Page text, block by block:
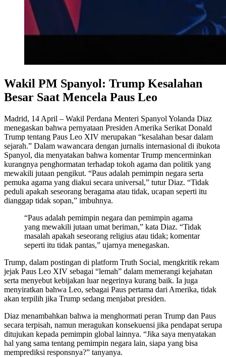
Wakil PM Spanyol: Trump Kesalahan
Besar Saat Mencela Paus Leo
Madrid, 14 April – Wakil Perdana Menteri Spanyol Yolanda Diaz
menegaskan bahwa pernyataan Presiden Amerika Serikat Donald
Trump tentang Paus Leo XIV merupakan “kesalahan besar dalam
sejarah.” Dalam wawancara dengan jurnalis internasional di ibukota
Spanyol, dia menyatakan bahwa komentar Trump mencerminkan
kurangnya penghormatan terhadap tokoh agama dan politik yang
mewakili jutaan pengikut. “Paus adalah pemimpin negara serta
pemuka agama yang diakui secara universal,” tutur Diaz. “Tidak
peduli apakah seseorang beragama atau tidak, ucapan seperti itu
dianggap tidak sopan,” imbuhnya.
“Paus adalah pemimpin negara dan pemimpin agama
yang mewakili jutaan umat beriman,” kata Diaz. “Tidak
masalah apakah seseorang religius atau tidak; komentar
seperti itu tidak pantas,” ujarnya menegaskan.
Trump, dalam postingan di platform Truth Social, mengkritik rekam
jejak Paus Leo XIV sebagai “lemah” dalam memerangi kejahatan
serta menyebut kebijakan luar negerinya kurang baik. Ia juga
menyiratkan bahwa Leo, sebagai Paus pertama dari Amerika, tidak
akan terpilih jika Trump sedang menjabat presiden.
Diaz menambahkan bahwa ia menghormati peran Trump dan Paus
secara terpisah, namun meragukan konsekuensi jika pendapat serupa
ditujukan kepada pemimpin global lainnya. “Jika saya menyatakan
hal yang sama tentang pemimpin negara lain, siapa yang bisa
memprediksi responsnya?” tanyanya.